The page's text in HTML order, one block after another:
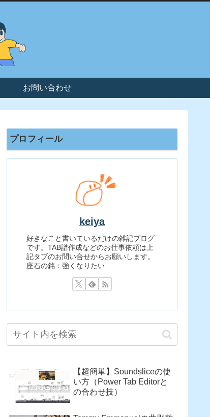
お問い合わせ
プロフィール
keiya
好きなこと書いているだけの雑記ブログ
です。TAB譜作成などのお仕事依頼は上
記タブのお問い合せからお願いします。
座右の銘：強くなりたい
【超簡単】Soundsliceの使
い方（Power Tab Editorと
の合わせ技）